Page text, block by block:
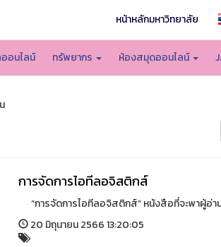
หน้าหลักมหาวิทยาลัย
อนไลน์ ทรัพยากร ห้องสมุดออนไลน์
การจัดการไอทีลอจิสติกส์
“การจัดการไอทีลอจิสติกส์” หนังสือที่จะพาผู้อ่าน
20 มิถุนายน 2566 13:20:05